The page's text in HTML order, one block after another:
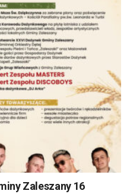
Zaleszany 16